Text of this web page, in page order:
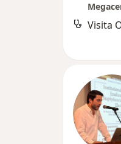
Visita